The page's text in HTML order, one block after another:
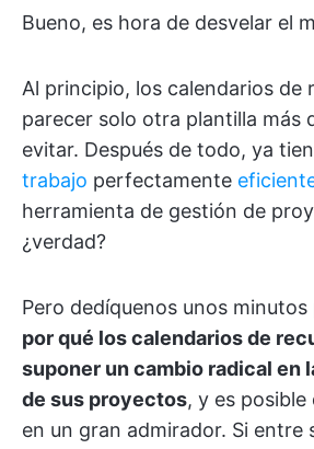
Bueno, es hora de desvelar el
Al principio, los calendarios de
parecer solo otra plantilla más
evitar. Después de todo, ya
trabajo perfectamente
herramienta de gestión de
¿verdad?
Pero dedíquenos unos
por qué los calendarios de
suponer un cambio radical en
de sus proyectos, y es
en un gran admirador. Si entre